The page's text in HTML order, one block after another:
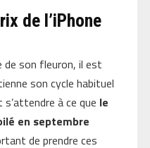
de l’iPhone
de son fleuron, il est
son cycle habituel
à ce que le
en septembre
de prendre ces